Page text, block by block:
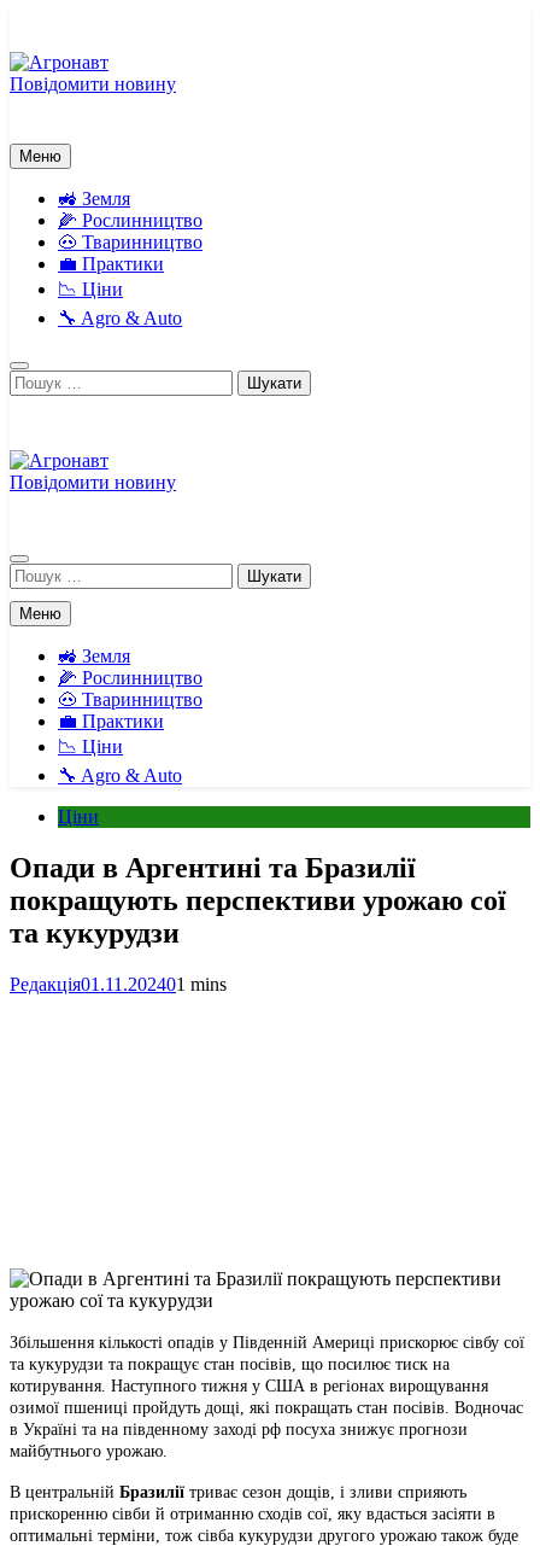
вмісту
Повідомити новину
Меню
🚜 Земля
🌽 Рослинництво
🐽 Тваринництво
💼 Практики
📉 Ціни
🔧 Agro & Auto
Пошук:
Повідомити новину
Пошук:
Меню
🚜 Земля
🌽 Рослинництво
🐽 Тваринництво
💼 Практики
📉 Ціни
🔧 Agro & Auto
Ціни
Опади в Аргентині та Бразилії
покращують перспективи урожаю сої
та кукурудзи
Редакція01.11.202401 mins
Link
Print
Збільшення кількості опадів у Південній Америці прискорює сівбу сої
та кукурудзи та покращує стан посівів, що посилює тиск на
котирування. Наступного тижня у США в регіонах вирощування
озимої пшениці пройдуть дощі, які покращать стан посівів. Водночас
в Україні та на південному заході рф посуха знижує прогнози
майбутнього урожаю.
В центральній Бразилії триває сезон дощів, і зливи сприяють
прискоренню сівби й отриманню сходів сої, яку вдасться засіяти в
оптимальні терміни, тож сівба кукурудзи другого урожаю також буде